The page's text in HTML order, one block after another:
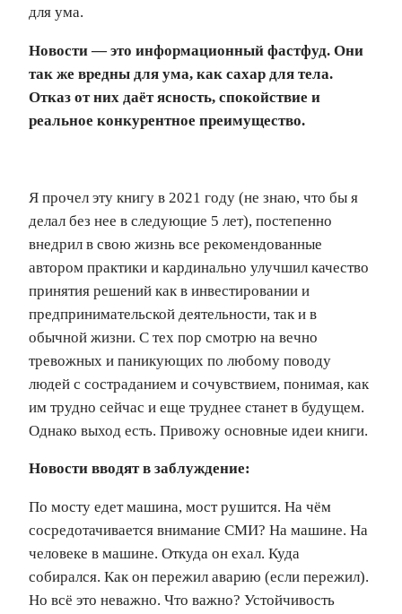
для ума.
Новости — это информационный фастфуд. Они
так же вредны для ума, как сахар для тела.
Отказ от них даёт ясность, спокойствие и
реальное конкурентное преимущество.
Я прочел эту книгу в 2021 году (не знаю, что бы я
делал без нее в следующие 5 лет), постепенно
внедрил в свою жизнь все рекомендованные
автором практики и кардинально улучшил качество
принятия решений как в инвестировании и
предпринимательской деятельности, так и в
обычной жизни. С тех пор смотрю на вечно
тревожных и паникующих по любому поводу
людей с состраданием и сочувствием, понимая, как
им трудно сейчас и еще труднее станет в будущем.
Однако выход есть. Привожу основные идеи книги.
Новости вводят в заблуждение:
По мосту едет машина, мост рушится. На чём
сосредотачивается внимание СМИ? На машине. На
человеке в машине. Откуда он ехал. Куда
собирался. Как он пережил аварию (если пережил).
Но всё это неважно. Что важно? Устойчивость